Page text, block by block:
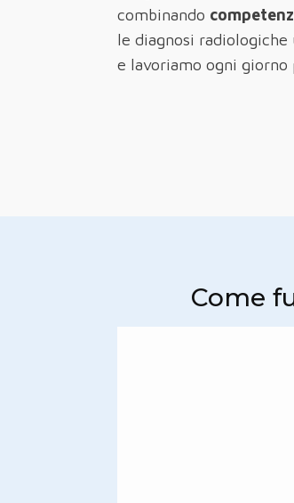
combinando
le diagnosi
e lavoriamo ogni
Come